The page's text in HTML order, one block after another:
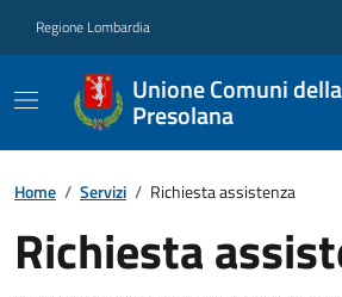
Regione Lombardia
Unione Comuni della
Presolana
Home / Servizi / Richiesta assistenza
Richiesta